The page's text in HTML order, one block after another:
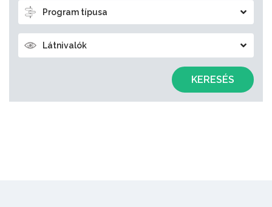
Program típusa
Látnivalók
KERESÉS